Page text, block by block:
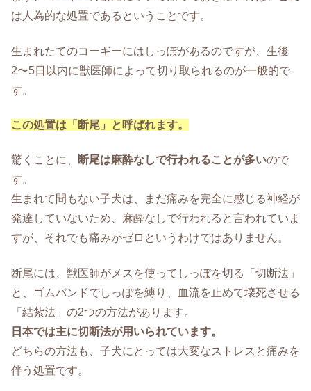
は人為的な処置であるということです。
生まれたてのコーギーにはしっぽがあるのですが、生後
2〜5日以内に獣医師によって切り取られるのが一般的で
す。
この処置は「断尾」と呼ばれます。
驚くことに、 断尾は麻酔なしで行われることが多いので
す。
生まれて間もない子犬は、まだ痛みを完全に感じる神経が
発達していないため、麻酔なしで行われると言われていま
すが、それでも痛みがゼロというわけではありません。
断尾には、獣医師がメスを使ってしっぽを切る「切断法」
と、ゴムバンドでしっぽを縛り、血流を止めて壊死させる
「結紮法」の2つの方法があります。
日本では主に切断法が用いられています。
どちらの方法も、子犬にとっては大変なストレスと痛みを
伴う処置です。